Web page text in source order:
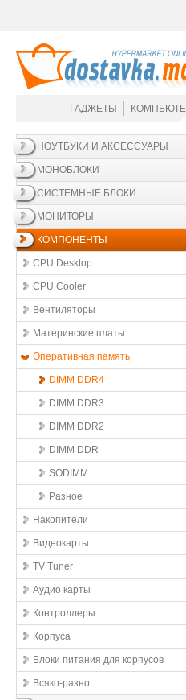
ГАДЖЕТЫ
НОУТБУКИ И АКСЕССУАРЫ
МОНОБЛОКИ
СИСТЕМНЫЕ БЛОКИ
МОНИТОРЫ
КОМПОНЕНТЫ
CPU Desktop
CPU Cooler
Вентиляторы
Материнские платы
Оперативная память
DIMM DDR4
DIMM DDR3
DIMM DDR2
DIMM DDR
SODIMM
Разное
Накопители
Видеокарты
TV Tuner
Аудио карты
Контроллеры
Корпуса
Блоки питания для корпусов
Всяко-разно